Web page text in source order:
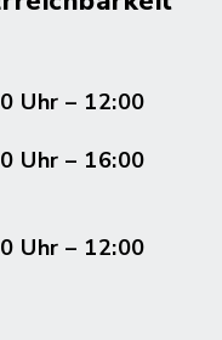
Uhr – 12:00
Uhr – 16:00
Uhr – 12:00